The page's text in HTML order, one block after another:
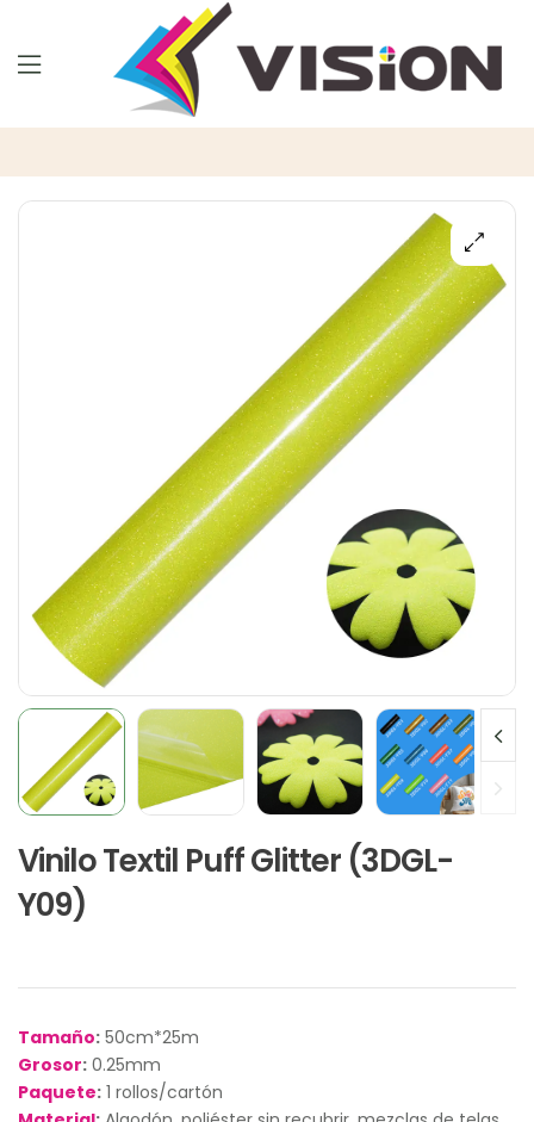
Vinilo Textil Puff Glitter (3DGL-
Y09)
Tamaño: 50cm*25m
Grosor: 0.25mm
Paquete: 1 rollos/cartón